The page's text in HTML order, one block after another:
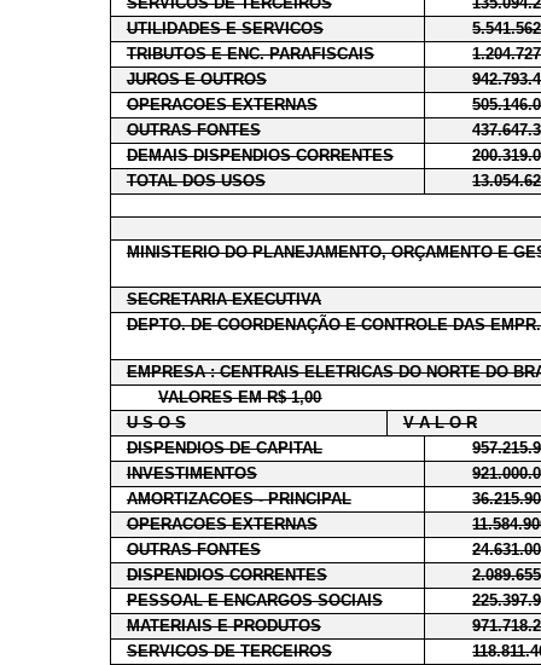
UTILIDADES E SERVICOS
5.541.562
TRIBUTOS E ENC. PARAFISCAIS
JUROS E OUTROS
OPERACOES EXTERNAS
OUTRAS FONTES
DEMAIS DISPENDIOS CORRENTES
TOTAL DOS USOS
MINISTERIO DO PLANEJAMENTO, ORÇAMENTO E
SECRETARIA EXECUTIVA
DEPTO. DE COORDENAÇÃO E CONTROLE DAS
EMPRESA : CENTRAIS ELETRICAS DO NORTE DO
VALORES EM R$ 1,00
U S O S
V A L O R
DISPENDIOS DE CAPITAL
INVESTIMENTOS
AMORTIZACOES - PRINCIPAL
OPERACOES EXTERNAS
OUTRAS FONTES
DISPENDIOS CORRENTES
PESSOAL E ENCARGOS SOCIAIS
MATERIAIS E PRODUTOS
SERVICOS DE TERCEIROS